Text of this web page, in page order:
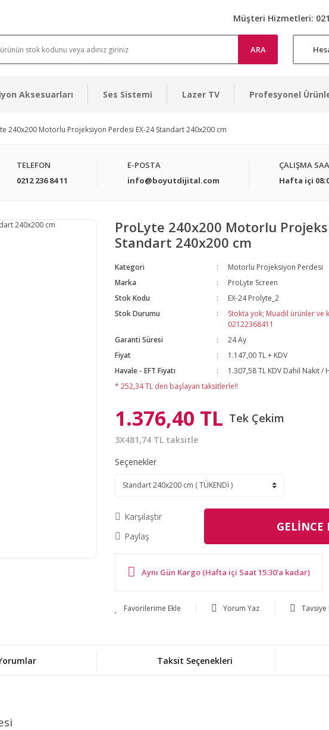
Müşteri Hizmetleri:
ARA
Aksesuarları Ses Sistemi Lazer TV Profesyonel
240x200 Motorlu Projeksiyon Perdesi EX-24 Standart 240x200 cm
TELEFON
0212 236 84 11
E-POSTA
info@boyutdijital.com
ÇALIŞMA
Hafta içi
ProLyte 240x200 Motorlu
Standart 240x200 cm
Kategori
Motorlu Projeksiyon Perdesi
Marka
ProLyte Screen
Stok Kodu
EX-24 Prolyte_2
Stok Durumu
Stokta yok; Muadil ürünler ve
02122368411
Garanti Süresi
24 Ay
Fiyat
1.147,00 TL + KDV
Havale - EFT Fiyatı
1.307,58 TL KDV Dahil Nakit /
* 252,34 TL den başlayan taksitlerle!!
1.376,40 TL Tek Çekim
3X481,74 TL taksitle
Seçenekler
Karşılaştır
Paylaş
GELİNCE
Aynı Gün Kargo (Hafta içi Saat 15:30'a kadar)
Yorum Yaz Tavsiye
Taksit Seçenekleri